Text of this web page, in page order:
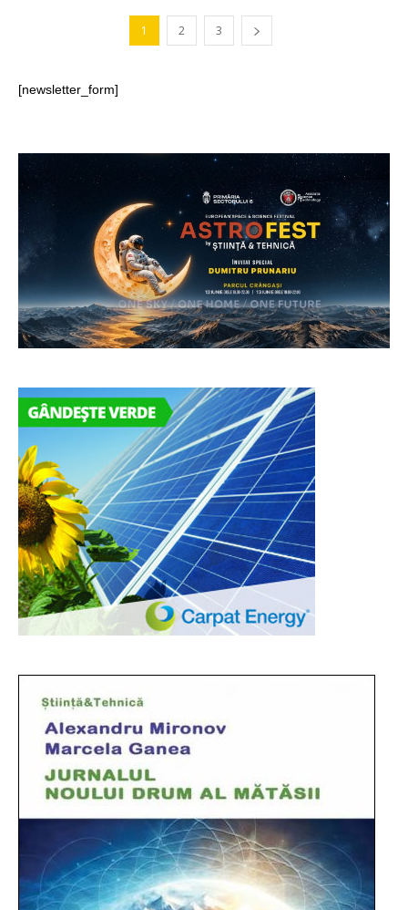
1 2 3
[newsletter_form]